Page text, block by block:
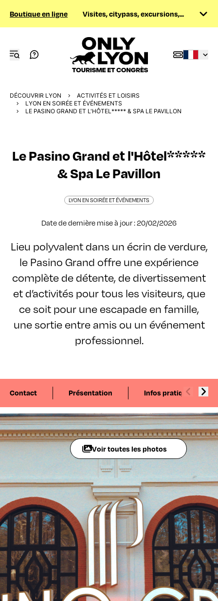
Boutique en ligne Visites, citypass, excursions,...
DÉCOUVRIR LYON
ACTIVITÉS ET LOISIRS
LYON EN SOIRÉE ET ÉVÉNEMENTS
LE PASINO GRAND ET L'HÔTEL***** & SPA LE PAVILLON
Le Pasino Grand et l'Hôtel*****
& Spa Le Pavillon
LYON EN SOIRÉE ET ÉVÉNEMENTS
Date de dernière mise à jour : 20/02/2026
Lieu polyvalent dans un écrin de verdure,
le Pasino Grand offre une expérience
complète de détente, de divertissement
et d’activités pour tous les visiteurs, que
ce soit pour une escapade en famille,
une sortie entre amis ou un événement
professionnel.
Contact Présentation Infos pratiques
Voir toutes les photos